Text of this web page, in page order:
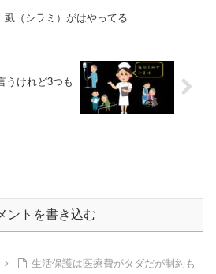
虱（シラミ）がはやってる
うけれど3つも
ントを書き込む
生活保護は医療費がタダだが制約も